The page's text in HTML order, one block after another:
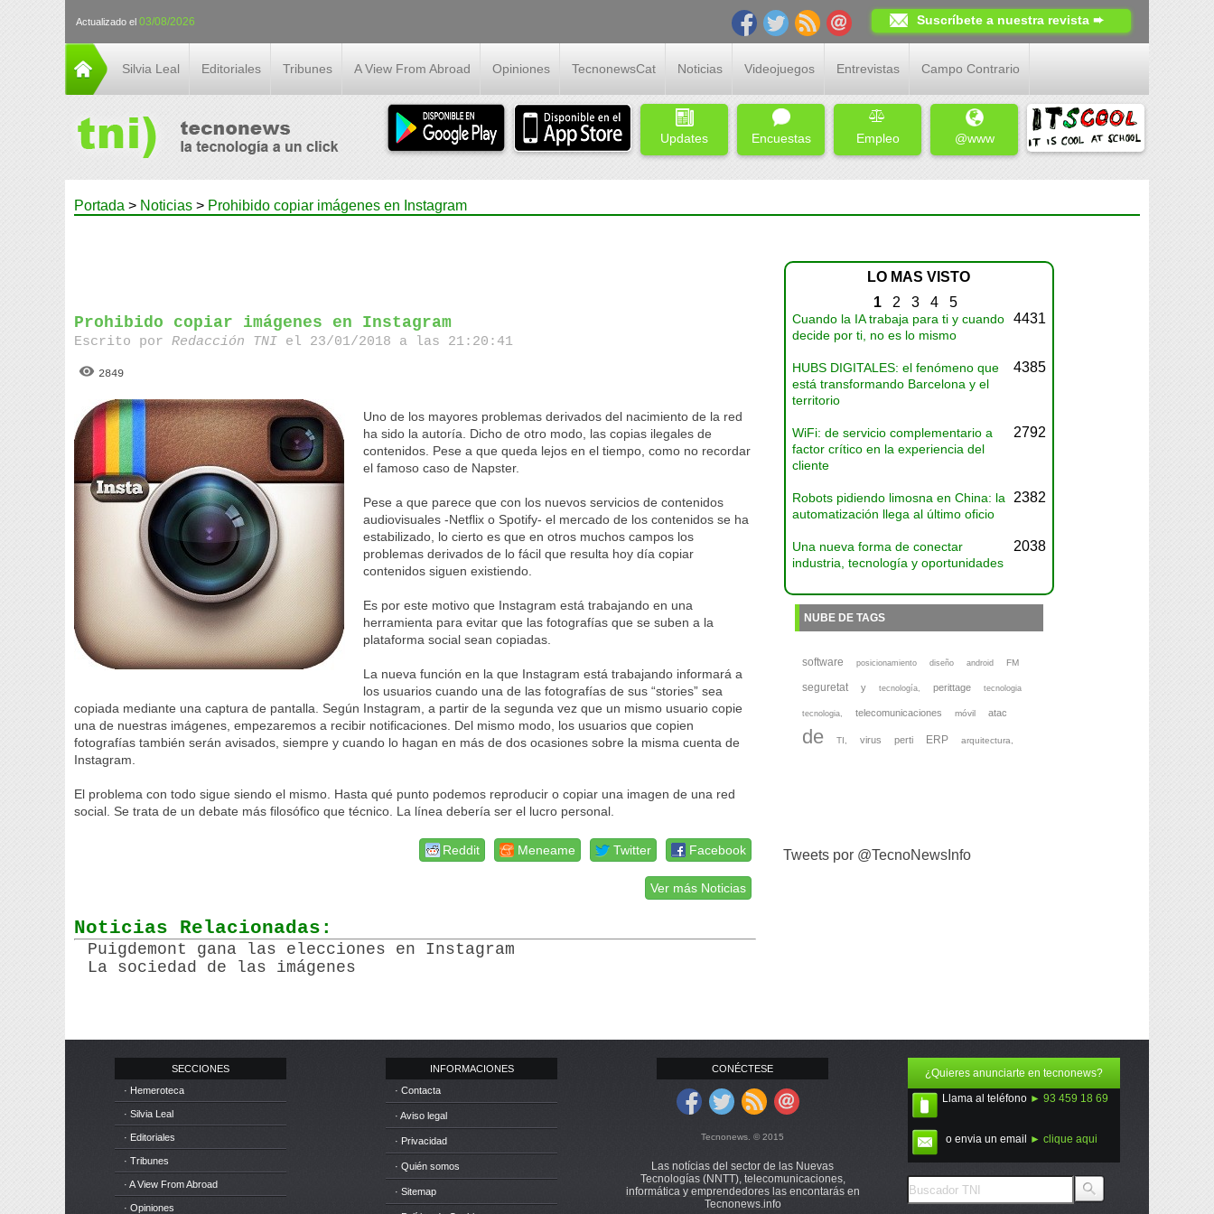
Actualizado el 03/08/2026 Suscríbete a nuestra revista ➨
Silvia Leal Editoriales Tribunes A View From Abroad Opiniones TecnonewsCat Noticias Videojuegos Entrevistas Campo Contrario
Updates Encuestas Empleo @www
Portada > Noticias > Prohibido copiar imágenes en Instagram
Prohibido copiar imágenes en Instagram
Escrito porRedacción TNI el 23/01/2018 a las 21:20:41
2849
Uno de los mayores problemas derivados del nacimiento de la red
ha sido la autoría. Dicho de otro modo, las copias ilegales de
contenidos. Pese a que queda lejos en el tiempo, como no recordar
el famoso caso de Napster.
Pese a que parece que con los nuevos servicios de contenidos
audiovisuales -Netflix o Spotify- el mercado de los contenidos se ha
estabilizado, lo cierto es que en otros muchos campos los
problemas derivados de lo fácil que resulta hoy día copiar
contenidos siguen existiendo.
Es por este motivo que Instagram está trabajando en una
herramienta para evitar que las fotografías que se suben a la
plataforma social sean copiadas.
La nueva función en la que Instagram está trabajando informará a
los usuarios cuando una de las fotografías de sus “stories” sea
copiada mediante una captura de pantalla. Según Instagram, a partir de la segunda vez que un mismo usuario copie
una de nuestras imágenes, empezaremos a recibir notificaciones. Del mismo modo, los usuarios que copien
fotografías también serán avisados, siempre y cuando lo hagan en más de dos ocasiones sobre la misma cuenta de
Instagram.
El problema con todo sigue siendo el mismo. Hasta qué punto podemos reproducir o copiar una imagen de una red
social. Se trata de un debate más filosófico que técnico. La línea debería ser el lucro personal.
Facebook
Twitter
Meneame
Reddit
Ver más Noticias
Noticias Relacionadas:
Puigdemont gana las elecciones en Instagram
La sociedad de las imágenes
LO MAS VISTO
1 2 3 4 5
Cuando la IA trabaja para ti y cuando
decide por ti, no es lo mismo
4431
HUBS DIGITALES: el fenómeno que
está transformando Barcelona y el
territorio
4385
WiFi: de servicio complementario a
factor crítico en la experiencia del
cliente
2792
Robots pidiendo limosna en China: la
automatización llega al último oficio
2382
Una nueva forma de conectar
industria, tecnología y oportunidades
2038
NUBE DE TAGS
software posicionamiento diseño android FM
seguretat y tecnología, perittage tecnologia
tecnologia, telecomunicaciones móvil atac
de TI, virus perti ERP arquitectura,
Tweets por @TecnoNewsInfo
SECCIONES
· Hemeroteca
· Silvia Leal
· Editoriales
· Tribunes
· A View From Abroad
· Opiniones
INFORMACIONES
· Contacta
· Aviso legal
· Privacidad
· Quién somos
· Sitemap
CONÉCTESE
Tecnonews. © 2015
Las notícias del sector de las Nuevas
Tecnologías (NNTT), telecomunicaciones,
informática y emprendedores las encontarás en
Tecnonews.info
¿Quieres anunciarte en tecnonews?
Llama al teléfono ► 93 459 18 69
o envia un email ► clique aqui